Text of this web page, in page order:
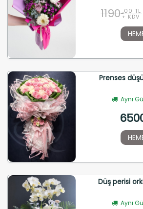
1190 ,00 TL
+ KDV
Prenses
Aynı
Düş perisi
Aynı